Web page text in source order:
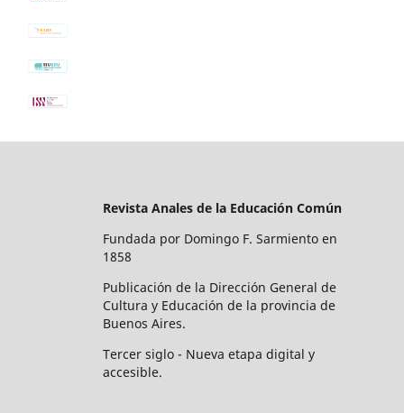
Revista Anales de la Educación Común
Fundada por Domingo F. Sarmiento en
1858
Publicación de la Dirección General de
Cultura y Educación de la provincia de
Buenos Aires.
Tercer siglo - Nueva etapa digital y
accesible.